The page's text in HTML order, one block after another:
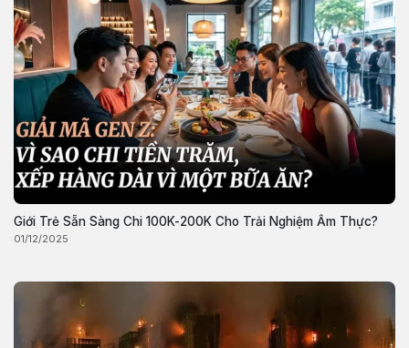
Giới Trẻ Sẵn Sàng Chi 100K-200K Cho Trải Nghiệm Ẩm Thực?
01/12/2025